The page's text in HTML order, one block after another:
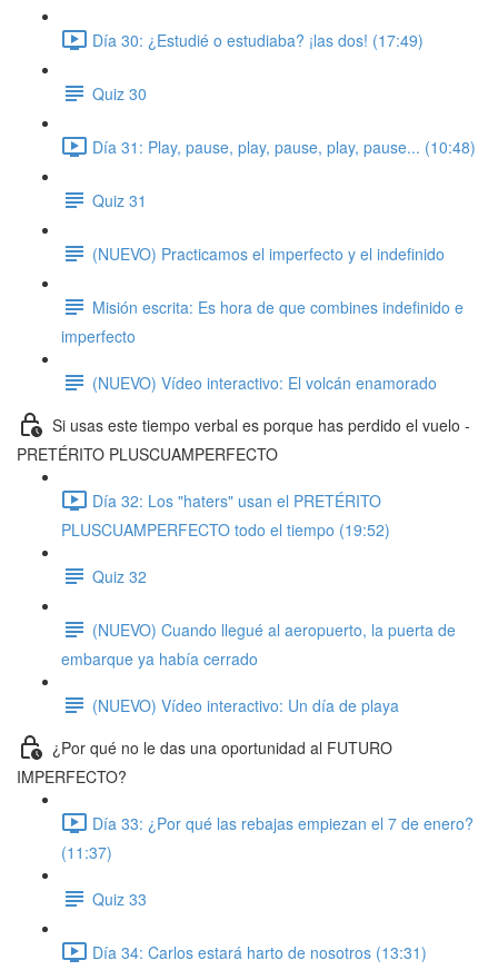
Día 30: ¿Estudié o estudiaba? ¡las dos! (17:49)
Quiz 30
Día 31: Play, pause, play, pause, play, pause... (10:48)
Quiz 31
(NUEVO) Practicamos el imperfecto y el indefinido
Misión escrita: Es hora de que combines indefinido e
imperfecto
(NUEVO) Vídeo interactivo: El volcán enamorado
Si usas este tiempo verbal es porque has perdido el vuelo -
PRETÉRITO PLUSCUAMPERFECTO
Día 32: Los "haters" usan el PRETÉRITO
PLUSCUAMPERFECTO todo el tiempo (19:52)
Quiz 32
(NUEVO) Cuando llegué al aeropuerto, la puerta de
embarque ya había cerrado
(NUEVO) Vídeo interactivo: Un día de playa
¿Por qué no le das una oportunidad al FUTURO
IMPERFECTO?
Día 33: ¿Por qué las rebajas empiezan el 7 de enero?
(11:37)
Quiz 33
Día 34: Carlos estará harto de nosotros (13:31)